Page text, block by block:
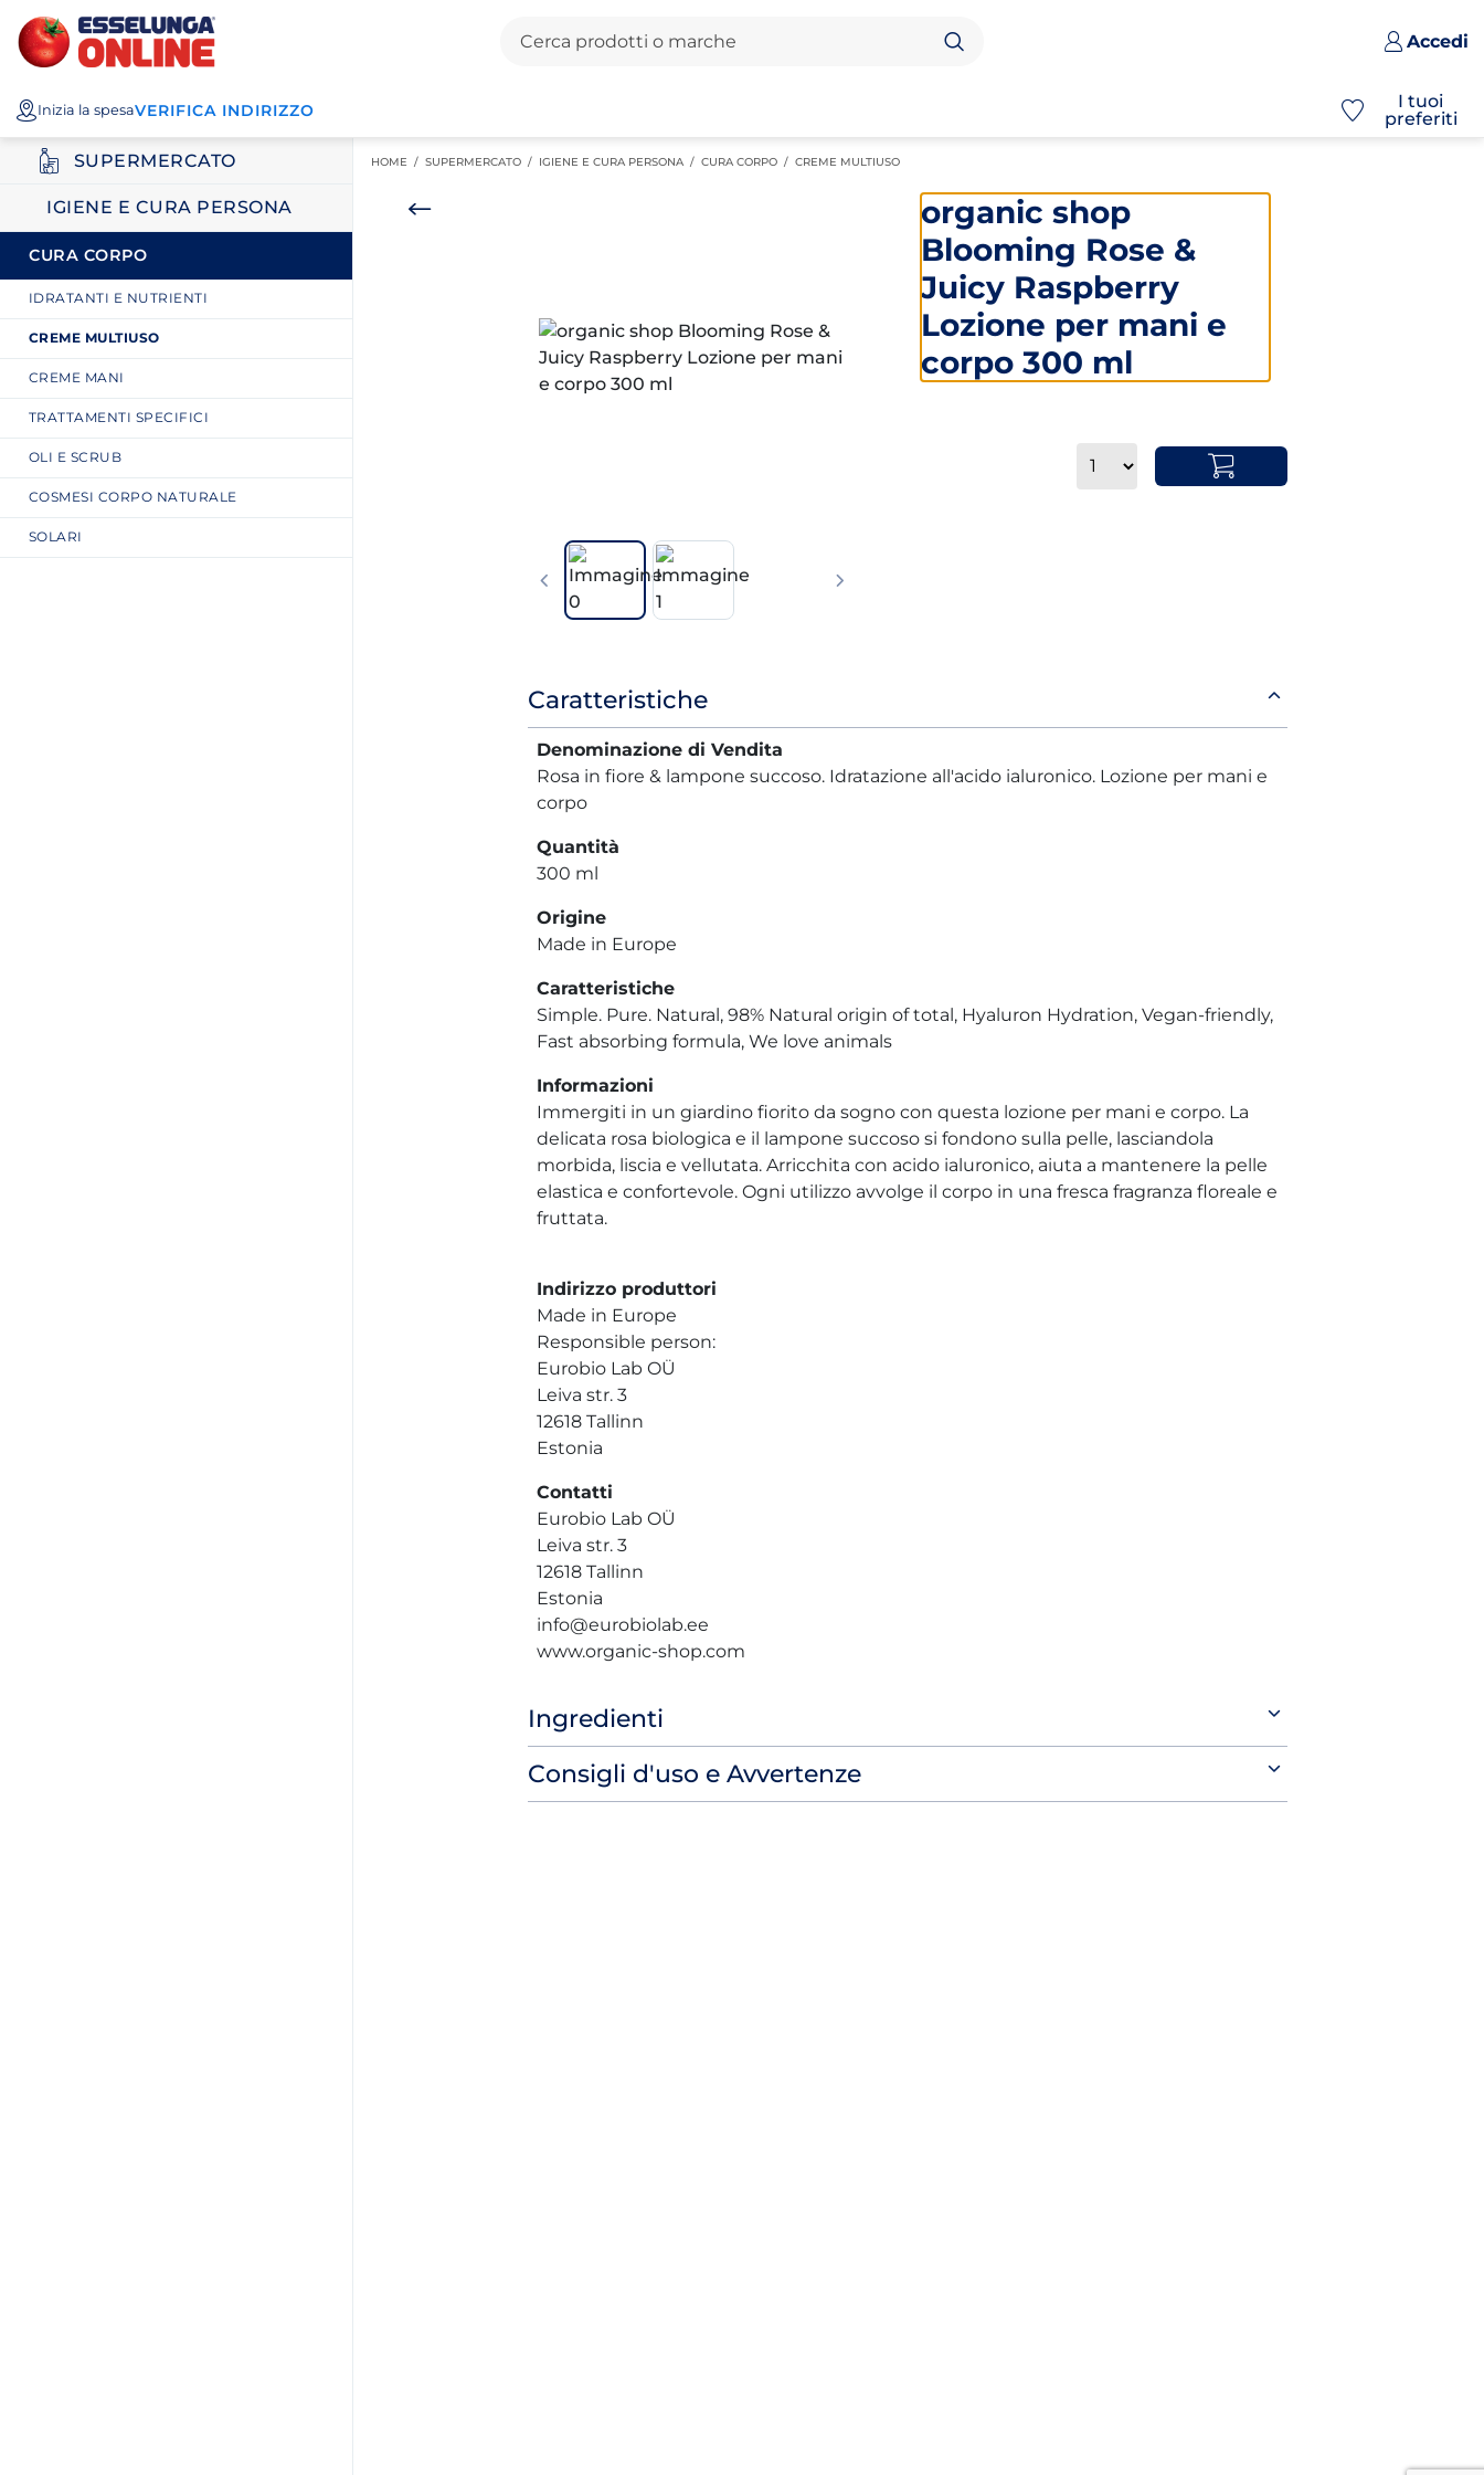
Posizionati sul contenuto principale
Posizionati sull'elenco categorie
I miei acquisti
Esselunga
Spesa
Online
Cerca
Accedi
Inizia la spesaVERIFICA INDIRIZZO
I tuoi
preferiti
SUPERMERCATO
IGIENE E CURA PERSONA
CURA CORPO
IDRATANTI E NUTRIENTI
CREME MULTIUSO
CREME MANI
TRATTAMENTI SPECIFICI
OLI E SCRUB
COSMESI CORPO NATURALE
SOLARI
HOME / SUPERMERCATO / IGIENE E CURA PERSONA / CURA CORPO / CREME MULTIUSO
organic shop
Blooming Rose &
Juicy Raspberry
Lozione per mani e
corpo 300 ml
Quantità
Informazioni
prodotto
Caratteristiche
Denominazione di Vendita
Rosa in fiore & lampone succoso. Idratazione all'acido ialuronico. Lozione per mani e
corpo
Quantità
300 ml
Origine
Made in Europe
Caratteristiche
Simple. Pure. Natural, 98% Natural origin of total, Hyaluron Hydration, Vegan-friendly,
Fast absorbing formula, We love animals
Informazioni
Immergiti in un giardino fiorito da sogno con questa lozione per mani e corpo. La
delicata rosa biologica e il lampone succoso si fondono sulla pelle, lasciandola
morbida, liscia e vellutata. Arricchita con acido ialuronico, aiuta a mantenere la pelle
elastica e confortevole. Ogni utilizzo avvolge il corpo in una fresca fragranza floreale e
fruttata.
Indirizzo produttori
Made in Europe
Responsible person:
Eurobio Lab OÜ
Leiva str. 3
12618 Tallinn
Estonia
Contatti
Eurobio Lab OÜ
Leiva str. 3
12618 Tallinn
Estonia
info@eurobiolab.ee
www.organic-shop.com
Ingredienti
Consigli d'uso e Avvertenze